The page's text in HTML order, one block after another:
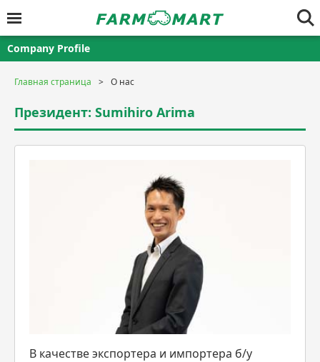
Company Profile
Главная страница О нас
Президент: Sumihiro Arima
В качестве экспортера и импортера б/у